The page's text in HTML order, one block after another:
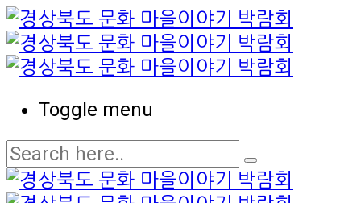
Toggle menu